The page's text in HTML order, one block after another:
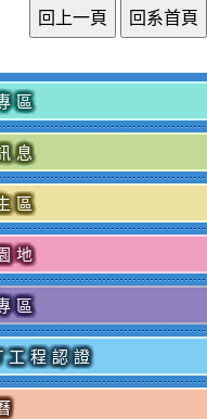
區
息
區
地
區
程認證